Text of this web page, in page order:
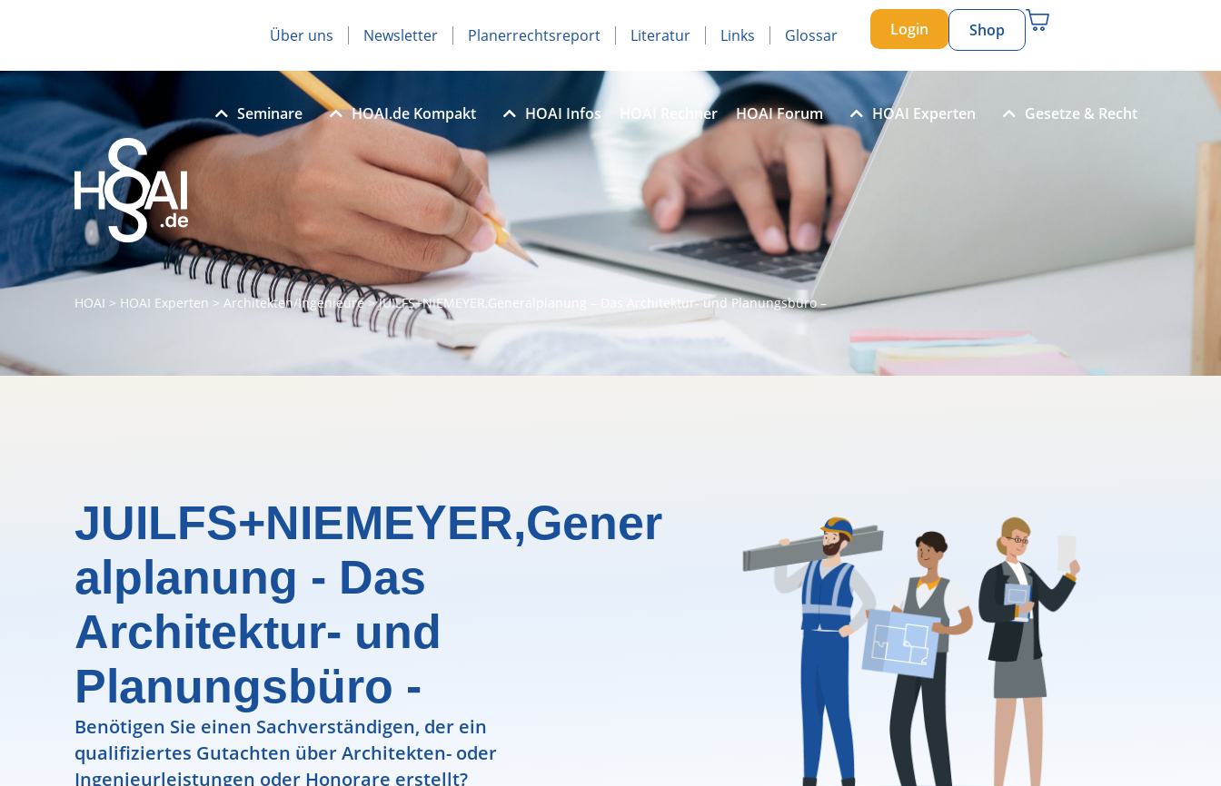
Über uns Newsletter Planerrechtsreport Literatur Links Glossar Login Shop
Seminare HOAI.de Kompakt HOAI Infos HOAI Rechner HOAI Forum HOAI Experten Gesetze & Recht
HOAI > HOAI Experten > Architekten/Ingenieure>JUILFS+NIEMEYER,Generalplanung – Das Architektur- und Planungsbüro –
JUILFS+NIEMEYER,Gener
alplanung - Das
Architektur- und
Planungsbüro -
Benötigen Sie einen Sachverständigen, der ein
qualifiziertes Gutachten über Architekten- oder
Ingenieurleistungen oder Honorare erstellt?